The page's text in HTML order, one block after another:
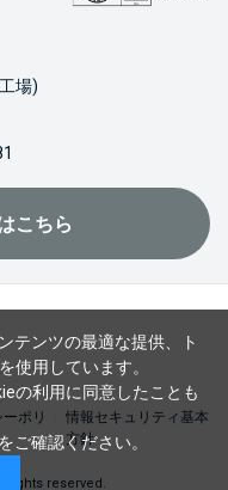
場)
こちら
ポリ
情報セキュリティ基本
方針
rights reserved.
テンツの最適な提供、ト
使用しています。
の利用に同意したことも
をご確認ください。